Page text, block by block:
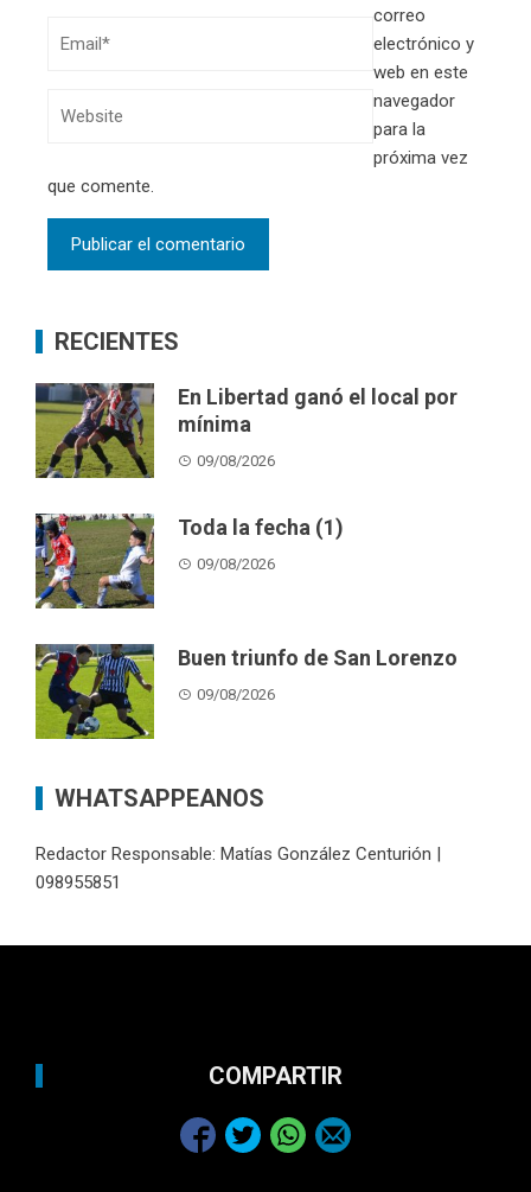
correo
electrónico y
web en este
navegador
para la
próxima vez
que comente.
RECIENTES
En Libertad ganó el local por
mínima
09/08/2026
Toda la fecha (1)
09/08/2026
Buen triunfo de San Lorenzo
09/08/2026
WHATSAPPEANOS
Redactor Responsable: Matías González Centurión |
098955851
COMPARTIR